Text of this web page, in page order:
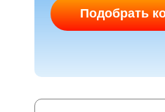
Подобрать